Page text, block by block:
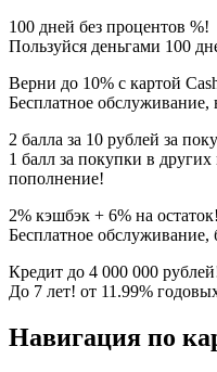
100 дней без процентов %!
Пользуйся деньгами 100
Верни до 10% с картой
Бесплатное обслуживание,
2 балла за 10 рублей за
1 балл за покупки в
пополнение!
2% кэшбэк + 6% на остаток!
Бесплатное обслуживание,
Кредит до 4 000 000
До 7 лет! от 11.99%
Навигация по